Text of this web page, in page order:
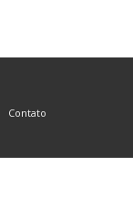
Contato